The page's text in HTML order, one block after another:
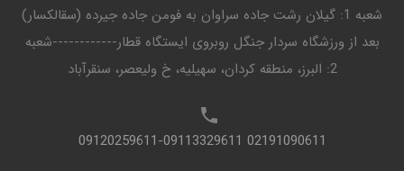
شعبه 1: گیلان رشت جاده سراوان به فومن جاده جیرده (سقالکسار)
بعد از ورزشگاه سردار جنگل روبروی ایستگاه قطار------------شعبه
2: البرز، منطقه کردان، سهیلیه، خ ولیعصر، سنقرآباد
02191090611 09120259611-09113329611